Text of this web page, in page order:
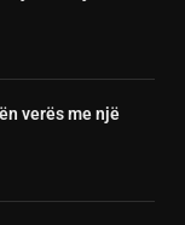
verës me një